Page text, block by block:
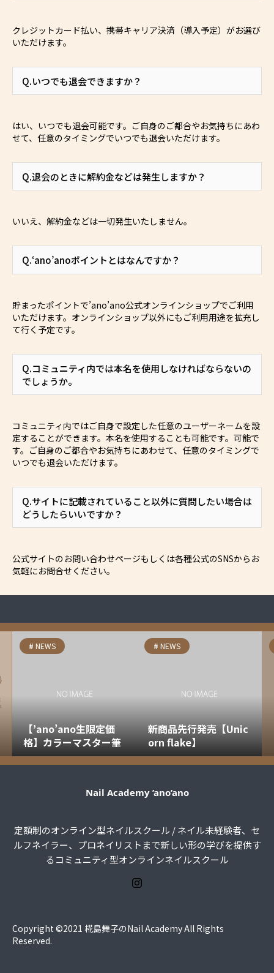
クレジットカード払い、携帯キャリア決済（導入予定）がお選び
いただけます。
Q.いつでも退会できますか？
はい、いつでも退会可能です。ご自身のご都合やお気持ちにあわ
せて、任意のタイミングでいつでも退会いただけます。
Q.退会のときに解約金などは発生しますか？
いいえ、解約金などは一切発生いたしません。
Q.‘ano’anoポイントとはなんですか？
貯まったポイントで’ano’ano公式オンラインショップでご利用
いただけます。オンラインショップ以外にもご利用用途を拡充し
て行く予定です。
Q.コミュニティ内では本名を使用しなければならないの
でしょうか。
コミュニティ内ではご自身で設定した任意のユーザーネームを設
定することができます。本名を使用することも可能です。可能で
す。ご自身のご都合やお気持ちにあわせて、任意のタイミングで
いつでも退会いただけます。
Q.サイトに記載されていること以外に質問したい場合は
どうしたらいいですか？
公式サイトのお問い合わせページもしくは各種公式のSNSからお
気軽にお問合せください。
NEWS
【’ano’ano生限定価
格】カラーマスター筆
NEWS
新商品先行発売【Unic
orn flake】
Nail Academy ’ano’ano
定額制のオンライン型ネイルスクール / ネイル未経験者、セ
ルフネイラー、プロネイリストまで新しい形の学びを提供す
るコミュニティ型オンラインネイルスクール
Copyright ©2021 ︎椛島舞子のNail Academy All Rights
Reserved.